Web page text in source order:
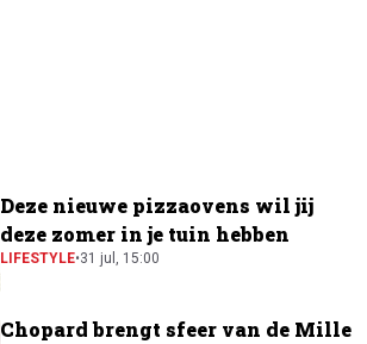
Deze nieuwe pizzaovens wil jij
deze zomer in je tuin hebben
LIFESTYLE•31 jul, 15:00
Chopard brengt sfeer van de Mille